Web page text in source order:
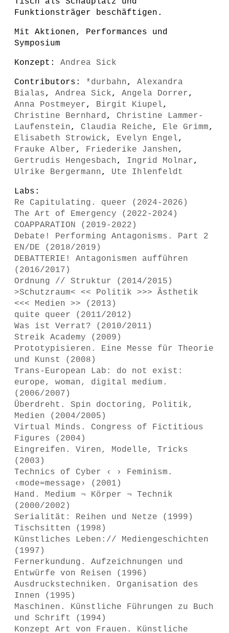
Funktionsträger beschäftigen.
Mit Aktionen, Performances und
Symposium
Konzept: Andrea Sick
Contributors: *durbahn, Alexandra
Bialas, Andrea Sick, Angela Dorrer,
Anna Postmeyer, Birgit Kiupel,
Christine Bernhard, Christine Lammer-
Laufenstein, Claudia Reiche, Ele Grimm,
Elisabeth Strowick, Evelyn Engel,
Frauke Alber, Friederike Janshen,
Gertrudis Hengesbach, Ingrid Molnar,
Ulrike Bergermann, Ute Ihlenfeldt
Labs:
Re Capitulating. queer (2024-2026)
The Art of Emergency (2022-2024)
COAPPARATION (2019-2022)
Debate! Performing Antagonisms. Part 2
EN/DE (2018/2019)
DEBATTERIE! Antagonismen aufführen
(2016/2017)
Ordnung // Struktur (2014/2015)
>Schutzraum< << Politik >>> Ästhetik
<<< Medien >> (2013)
quite queer (2011/2012)
Was ist Verrat? (2010/2011)
Streik Academy (2009)
Prototypisieren. Eine Messe für Theorie
und Kunst (2008)
Trans-European Lab: do not exist:
europe, woman, digital medium.
(2006/2007)
Überdreht. Spin doctoring, Politik,
Medien (2004/2005)
Virtual Minds. Congress of Fictitious
Figures (2004)
Eingreifen. Viren, Modelle, Tricks
(2003)
Technics of Cyber ‹ › Feminism.
‹mode=message› (2001)
Hand. Medium ¬ Körper ¬ Technik
(2000/2002)
Serialität: Reihen und Netze (1999)
Tischsitten (1998)
Künstliches Leben:// Mediengeschichten
(1997)
Fernerkundung. Aufzeichnungen und
Entwürfe von Reisen (1996)
Ausdruckstechniken. Organisation des
Innen (1995)
Maschinen. Künstliche Führungen zu Buch
und Schrift (1994)
Konzept Art von Frauen. Künstliche